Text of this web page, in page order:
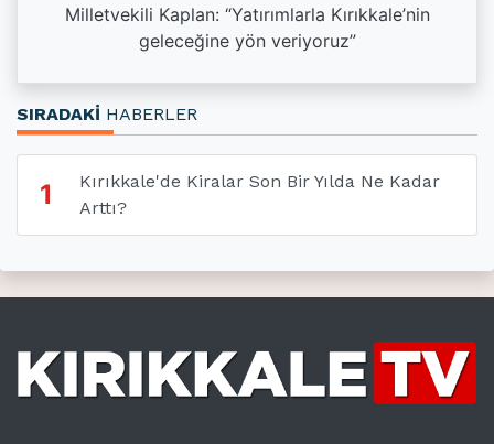
Milletvekili Kaplan: “Yatırımlarla Kırıkkale’nin
geleceğine yön veriyoruz”
SIRADAKİ HABERLER
1
Kırıkkale'de Kiralar Son Bir Yılda Ne Kadar
Arttı?